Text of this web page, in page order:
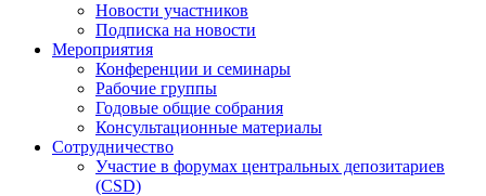
Новости участников
Подписка на новости
Мероприятия
Конференции и семинары
Рабочие группы
Годовые общие собрания
Консультационные материалы
Сотрудничество
Участие в форумах центральных депозитариев
(CSD)